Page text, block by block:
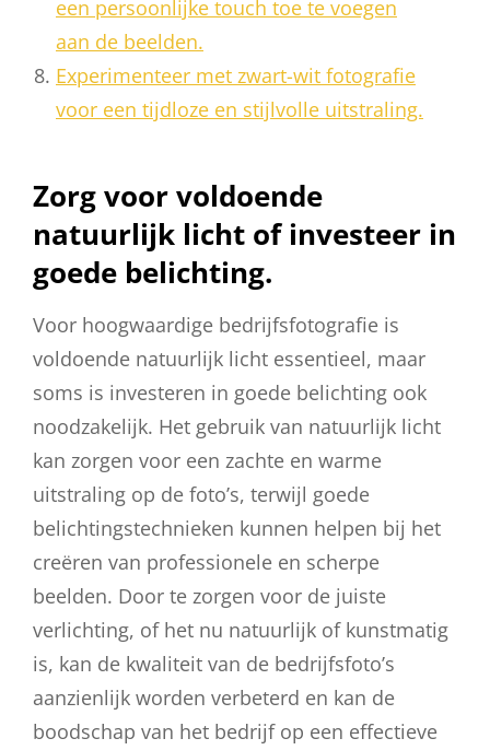
een ​​persoonlijke touch toe te voegen
aan de beelden.
Experimenteer met zwart-wit fotografie
voor een tijdloze en stijlvolle uitstraling.
Zorg voor voldoende
natuurlijk licht of investeer in
goede belichting.
Voor hoogwaardige bedrijfsfotografie is
voldoende natuurlijk licht essentieel, maar
soms is investeren in goede belichting ook
noodzakelijk. Het gebruik van natuurlijk licht
kan zorgen voor een zachte en warme
uitstraling op de foto’s, terwijl goede
belichtingstechnieken kunnen helpen bij het
creëren van professionele en scherpe
beelden. Door te zorgen voor de juiste
verlichting, of het nu natuurlijk of kunstmatig
is, kan de kwaliteit van de bedrijfsfoto’s
aanzienlijk worden verbeterd en kan de
boodschap van het bedrijf op een effectieve